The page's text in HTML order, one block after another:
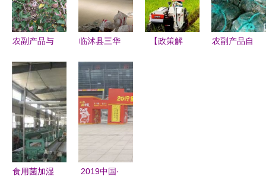
中国产品信
息库
农副产品与
打开乡村财
富之门的绿
色通道
临沭县三华
销部 搭建
农副产品流
通桥梁
【政策解
农副产品自
食用菌加湿 2019中国·